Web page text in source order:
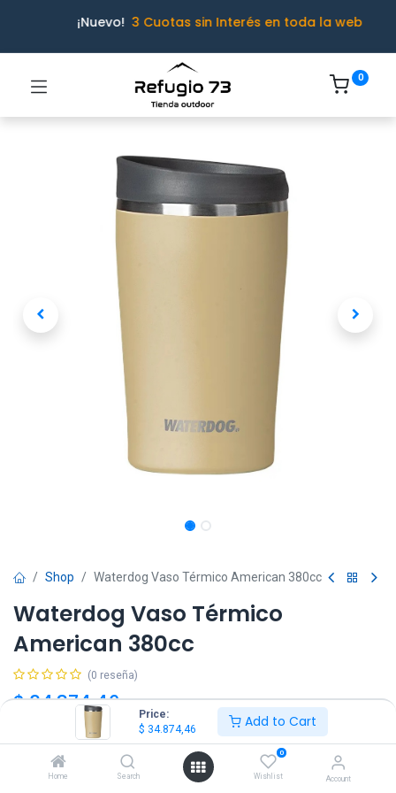
Price:
$ 34.874,46 Add to Cart
Home Search
0
Wishlist Account
¡Nuevo! 3 Cuotas sin Interés en toda la web
0
Shop Waterdog Vaso Térmico American 380cc
Waterdog Vaso Térmico
American 380cc
(0 reseña)
$34.874,46 IVA Incluido